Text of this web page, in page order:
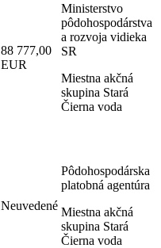
88 777,00
EUR
Ministerstvo
pôdohospodárstva
a rozvoja vidieka
SR
Miestna akčná
skupina Stará
Čierna voda
Neuvedené
Pôdohospodárska
platobná agentúra
Miestna akčná
skupina Stará
Čierna voda